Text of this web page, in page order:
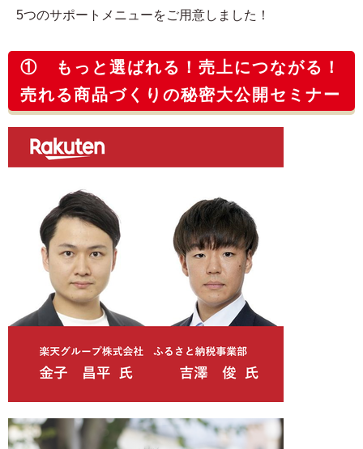
5つのサポートメニューをご用意しました！
① もっと選ばれる！売上につながる！
売れる商品づくりの秘密大公開セミナー